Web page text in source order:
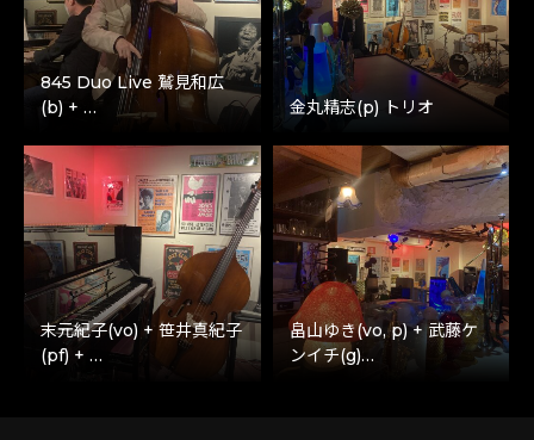
845 Duo Live 鷲見和広
(b) + …
金丸精志(p) トリオ
末元紀子(vo) + 笹井真紀子
(pf) + …
畠山ゆき(vo, p) + 武藤ケ
ンイチ(g)…